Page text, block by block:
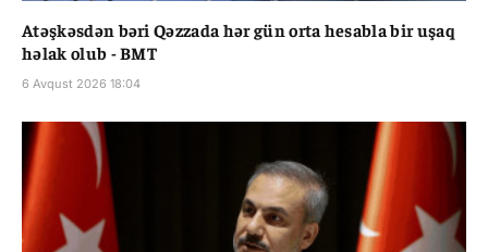
Atəşkəsdən bəri Qəzzada hər gün orta hesabla bir uşaq
həlak olub - BMT
6 Avqust 2026 18:04